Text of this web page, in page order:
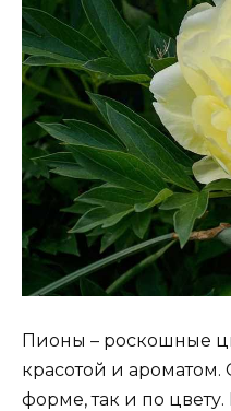
Пионы – роскошные
красотой и
форме, так и по